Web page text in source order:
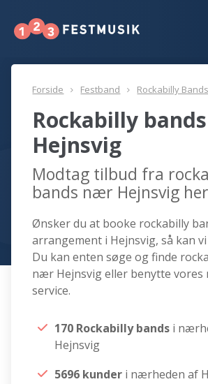
Forside Festband Rockabilly Bands
Rockabilly
Hejnsvig
Modtag tilbud fra
bands nær Hejnsvig her
Ønsker du at booke rockabilly
arrangement i Hejnsvig, så kan
Du kan enten søge og finde
nær Hejnsvig eller benytte vores
service.
170 Rockabilly bands i
Hejnsvig
5696 kunder i nærheden af